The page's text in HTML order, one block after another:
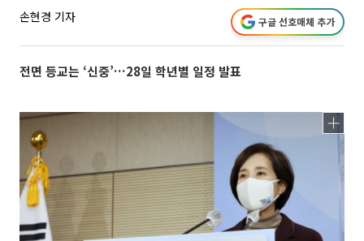
손현경 기자 구글 선호매체 추가
전면 등교는 ‘신중’…28일 학년별 일정 발표